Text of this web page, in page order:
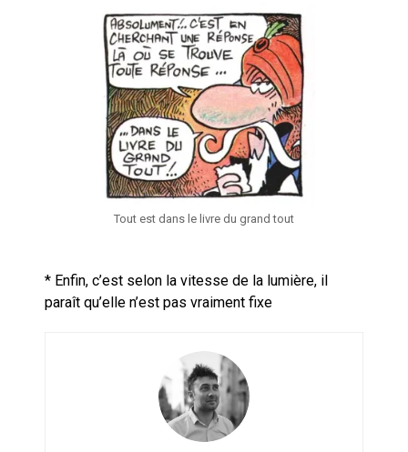
Tout est dans le livre du grand tout
* Enfin, c’est selon la vitesse de la lumière, il
paraît qu’elle n’est pas vraiment fixe